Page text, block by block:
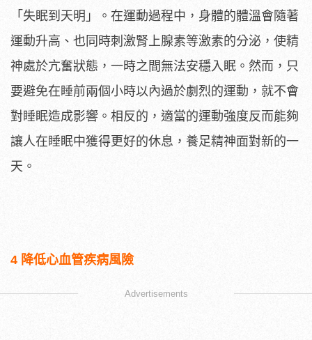
「失眠到天明」。在運動過程中，身體的體溫會隨著
運動升高、也同時刺激腎上腺素等激素的分泌，使精
神處於亢奮狀態，一時之間無法安穩入眠。然而，只
要避免在睡前兩個小時以內過於劇烈的運動，就不會
對睡眠造成影響。相反的，適當的運動強度反而能夠
讓人在睡眠中獲得更好的休息，養足精神面對新的一
天。
4 降低心血管疾病風險
Advertisements